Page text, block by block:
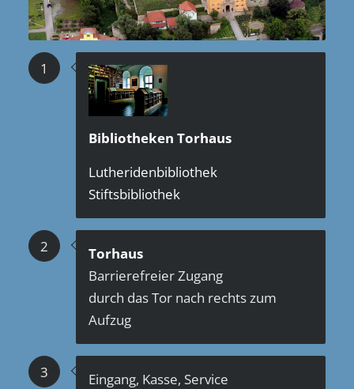
1
Bibliotheken Torhaus
Lutheridenbibliothek
Stiftsbibliothek
2
Torhaus
Barrierefreier Zugang
durch das Tor nach rechts zum
Aufzug
3
Eingang, Kasse, Service